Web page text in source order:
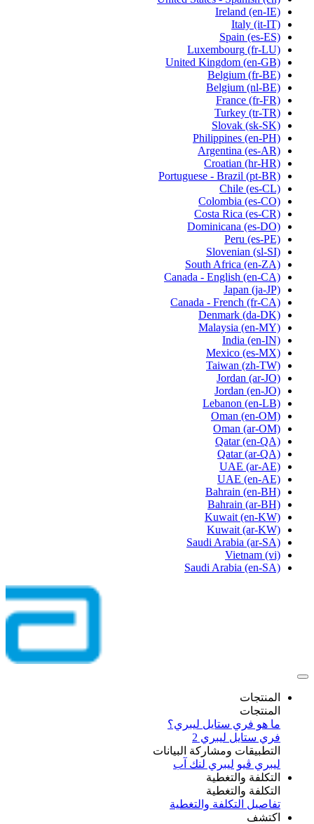
Ireland (en-IE)
Italy (it-IT)
Spain (es-ES)
Luxembourg (fr-LU)
United Kingdom (en-GB)
Belgium (fr-BE)
Belgium (nl-BE)
France (fr-FR)
Turkey (tr-TR)
Slovak (sk-SK)
Philippines (en-PH)
Argentina (es-AR)
Croatian (hr-HR)
Portuguese - Brazil (pt-BR)
Chile (es-CL)
Colombia (es-CO)
Costa Rica (es-CR)
Dominicana (es-DO)
Peru (es-PE)
Slovenian (sl-SI)
South Africa (en-ZA)
Canada - English (en-CA)
Japan (ja-JP)
Canada - French (fr-CA)
Denmark (da-DK)
Malaysia (en-MY)
India (en-IN)
Mexico (es-MX)
Taiwan (zh-TW)
Jordan (ar-JO)
Jordan (en-JO)
Lebanon (en-LB)
Oman (en-OM)
Oman (ar-OM)
Qatar (en-QA)
Qatar (ar-QA)
UAE (ar-AE)
UAE (en-AE)
Bahrain (en-BH)
Bahrain (ar-BH)
Kuwait (en-KW)
Kuwait (ar-KW)
Saudi Arabia (ar-SA)
Vietnam (vi)
Saudi Arabia (en-SA)
المنتجات
المنتجات
ما هو فري ستايل ليبري؟
فري ستايل ليبري 2
التطبيقات ومشاركة البيانات
ليبري ڤيو ليبري لنك آب
التكلفة والتغطية
التكلفة والتغطية
تفاصيل التكلفة والتغطية
اكتشف​